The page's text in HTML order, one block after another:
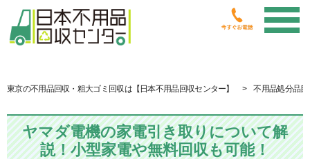
東京の不用品回収・粗大ゴミ回収は【日本不用品回収センター】 不用品処分品目
ヤマダ電機の家電引き取りについて解
説！小型家電や無料回収も可能！